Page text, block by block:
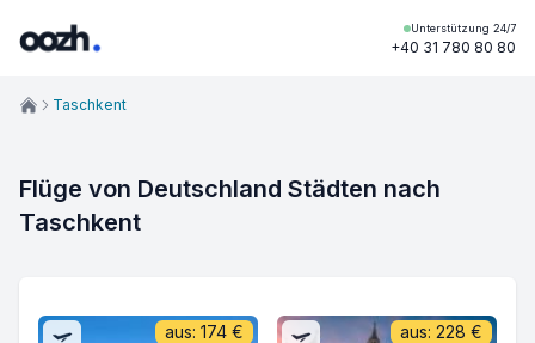
Unterstützung 24/7
+40 31 780 80 80
Taschkent
Flüge von Deutschland Städten nach
Taschkent
aus: 174 € aus: 228 €